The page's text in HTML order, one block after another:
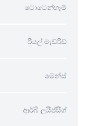
ටොටෙන්හෑම්
රියල් මැඩ්රිඩ්
මේන්ස්
ආර්බී ලයිප්සිග්